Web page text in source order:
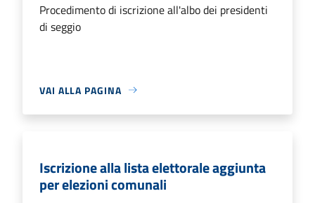
Procedimento di iscrizione all'albo dei presidenti
di seggio
VAI ALLA PAGINA
Iscrizione alla lista elettorale aggiunta
per elezioni comunali